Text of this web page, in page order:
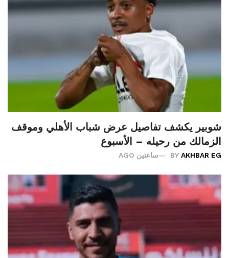
شوبير يكشف تفاصيل عرض شباب الأهلي وموقف
الزمالك من رحيله – الأسبوع
BY AKHBAR EG ساعتين AGO